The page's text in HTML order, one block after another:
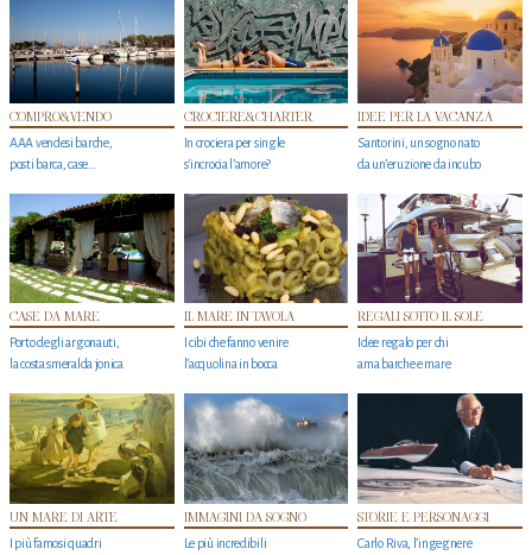
COMPRO&VENDO
AAA vendesi barche,
posti barca, case…
CROCIERE&CHARTER
In crociera per single
s'incrocia l’amore?
IDEE PER LA VACANZA
Santorini, un sogno nato
da un’eruzione da incubo
CASE DA MARE
Porto degli argonauti,
la costa smeralda jonica
IL MARE IN TAVOLA
I cibi che fanno venire
l’acquolina in bocca
REGALI SOTTO IL SOLE
Idee regalo per chi
ama barche e mare
UN MARE DI ARTE
I più famosi quadri
IMMAGINI DA SOGNO
Le più incredibili
STORIE E PERSONAGGI
Carlo Riva, l’ingegnere